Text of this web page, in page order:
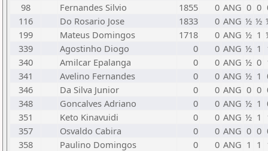
98
Fernandes Silvio 1855 0 ANG 0 0
116
Do Rosario Jose 1833 0 ANG ½ ½
199
Mateus Domingos 1718 0 ANG ½ 1
339
Agostinho Diogo 0 0 ANG ½ 1
340
Amilcar Epalanga 0 0 ANG ½ 0
341
Avelino Fernandes 0 0 ANG ½ 1
346
Da Silva Junior 0 0 ANG 0 0
348
Goncalves Adriano 0 0 ANG ½ 1
351
Keto Kinavuidi 0 0 ANG ½ 1
357
Osvaldo Cabira 0 0 ANG 0 0
358
Paulino Domingos 0 0 ANG 1 1